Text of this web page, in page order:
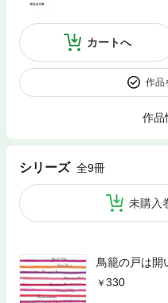
カートへ
作品
作品
シリーズ 全9冊
未購入
鳥籠の戸は開
330